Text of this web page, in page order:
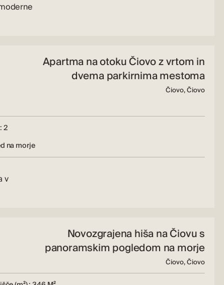
Apartma na otoku Čiovo z vrtom in
dvema parkirnima mestoma
Čiovo, Čiovo
2
na morje
v
Novozgrajena hiša na Čiovu s
panoramskim pogledom na morje
Čiovo, Čiovo